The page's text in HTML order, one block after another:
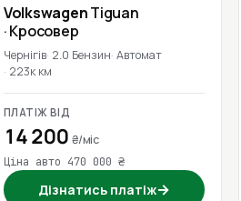
VolkswagenTiguan
· Кросовер
Чернігів 2.0 Бензин Автомат
223к км
ПЛАТІЖ ВІД
14 200 ₴/міс
Ціна авто 470 000 ₴
Дізнатись платіж→